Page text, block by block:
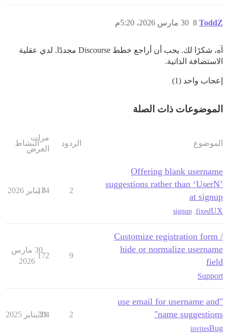
ToddZ 30 مارس 2026، 5:20م 8
آه، شكرًا لك. يجب أن أراجع خطط Discourse مجددًا. لدي عقلية
الاستضافة الذاتية.
إعجاب واحد (1)
الموضوعات ذات الصلة
الموضوع الردود
مرات
العرض
النشاط
Offering blank username
suggestions rather than ‘UserN’
at signup
UX
fixed
signup
2
174
8 يناير 2026
Customize registration form /
hide or normalize username
field
Support
9
172
30 مارس
2026
"use email for username and
name suggestions"
Bug
invites
2
204
21 يناير 2025